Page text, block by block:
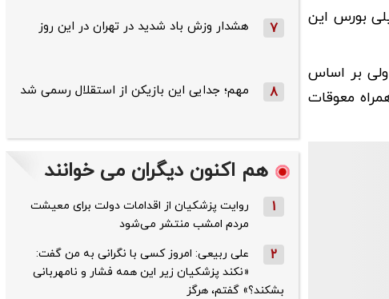
بورس این
ولی بر اساس
معوقات
7 هشدار وزش باد شدید در تهران در این روز
8 مهم؛ جدایی این بازیکن از استقلال رسمی شد
هم اکنون دیگران می خوانند
1
روایت پزشکیان از اقدامات دولت برای معیشت
مردم امشب منتشر می‌شود
2
علی ربیعی: امروز کسی با نگرانی به من گفت:
«نکند پزشکیان زیر این همه فشار و نامهربانی
بشکند؟» گفتم، هرگز